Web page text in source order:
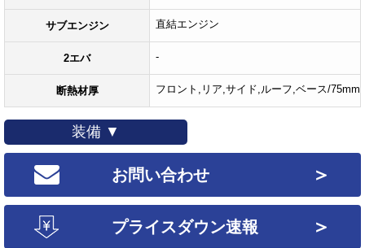
サブエンジン 直結エンジン
2エバ -
断熱材厚 フロント,リア,サイド,ルーフ,ベース/75mm
装備 ▼
お問い合わせ ＞
プライスダウン速報 ＞